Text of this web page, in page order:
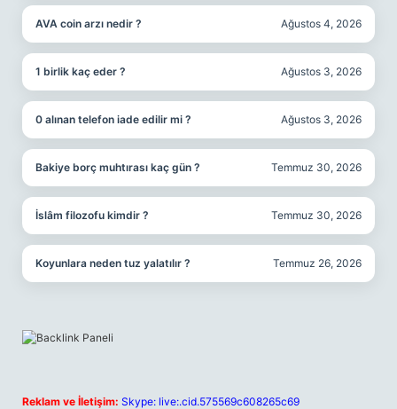
AVA coin arzı nedir ? Ağustos 4, 2026
1 birlik kaç eder ? Ağustos 3, 2026
0 alınan telefon iade edilir mi ? Ağustos 3, 2026
Bakiye borç muhtırası kaç gün ? Temmuz 30, 2026
İslâm filozofu kimdir ? Temmuz 30, 2026
Koyunlara neden tuz yalatılır ? Temmuz 26, 2026
Reklam ve İletişim: Skype: live:.cid.575569c608265c69